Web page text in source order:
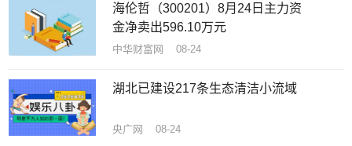
海伦哲（300201）8月24日主力资
金净卖出596.10万元
中华财富网 08-24
湖北已建设217条生态清洁小流域
央广网 08-24